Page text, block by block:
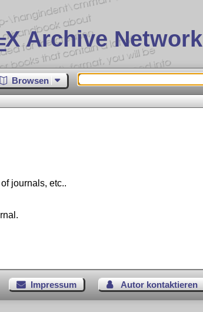
X Archive Network
Browsen
journals, etc..
Impressum Autor kontaktieren